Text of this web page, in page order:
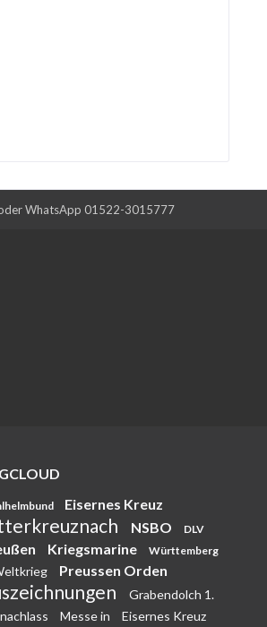
WhatsApp 01522-3015777
Eisernes Kreuz
NSBO DLV
Kriegsmarine Württemberg
Preussen Orden
Grabendolch 1.
Messe in
Eisernes Kreuz